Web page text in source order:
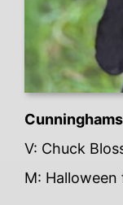
V: Chuck
M: